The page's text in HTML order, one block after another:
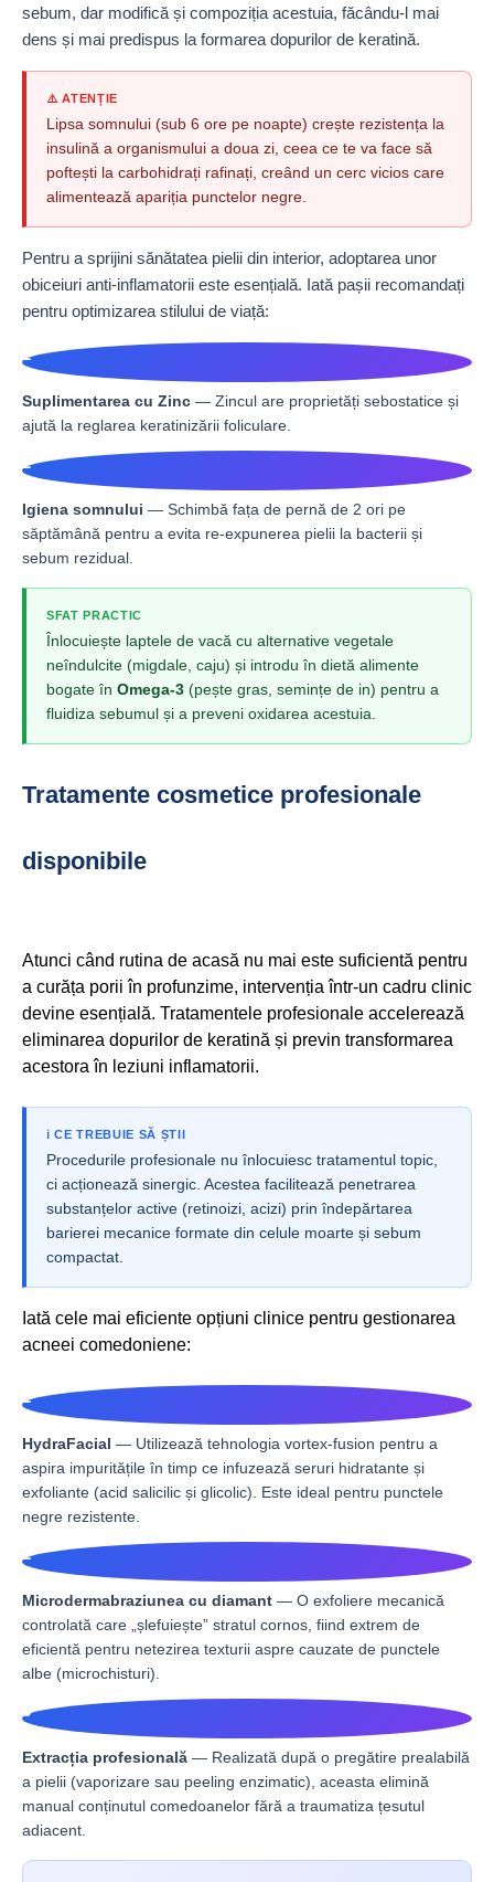
sebum, dar modifică și compoziția acestuia, făcându-l mai
dens și mai predispus la formarea dopurilor de keratină.
⚠️ ATENȚIE
Lipsa somnului (sub 6 ore pe noapte) crește rezistența la
insulină a organismului a doua zi, ceea ce te va face să
poftești la carbohidrați rafinați, creând un cerc vicios care
alimentează apariția punctelor negre.
Pentru a sprijini sănătatea pielii din interior, adoptarea unor
obiceiuri anti-inflamatorii este esențială. Iată pașii recomandați
pentru optimizarea stilului de viață:
1
Suplimentarea cu Zinc — Zincul are proprietăți sebostatice și
ajută la reglarea keratinizării foliculare.
2
Igiena somnului — Schimbă fața de pernă de 2 ori pe
săptămână pentru a evita re-expunerea pielii la bacterii și
sebum rezidual.
SFAT PRACTIC
Înlocuiește laptele de vacă cu alternative vegetale
neîndulcite (migdale, caju) și introdu în dietă alimente
bogate în Omega-3 (pește gras, semințe de in) pentru a
fluidiza sebumul și a preveni oxidarea acestuia.
Tratamente cosmetice profesionale
disponibile
Atunci când rutina de acasă nu mai este suficientă pentru
a curăța porii în profunzime, intervenția într-un cadru clinic
devine esențială. Tratamentele profesionale accelerează
eliminarea dopurilor de keratină și previn transformarea
acestora în leziuni inflamatorii.
ℹ️ CE TREBUIE SĂ ȘTII
Procedurile profesionale nu înlocuiesc tratamentul topic,
ci acționează sinergic. Acestea facilitează penetrarea
substanțelor active (retinoizi, acizi) prin îndepărtarea
barierei mecanice formate din celule moarte și sebum
compactat.
Iată cele mai eficiente opțiuni clinice pentru gestionarea
acneei comedoniene:
1
HydraFacial — Utilizează tehnologia vortex-fusion pentru a
aspira impuritățile în timp ce infuzează seruri hidratante și
exfoliante (acid salicilic și glicolic). Este ideal pentru punctele
negre rezistente.
2
Microdermabraziunea cu diamant — O exfoliere mecanică
controlată care „șlefuiește” stratul cornos, fiind extrem de
eficientă pentru netezirea texturii aspre cauzate de punctele
albe (microchisturi).
3
Extracția profesională — Realizată după o pregătire prealabilă
a pielii (vaporizare sau peeling enzimatic), aceasta elimină
manual conținutul comedoanelor fără a traumatiza țesutul
adiacent.